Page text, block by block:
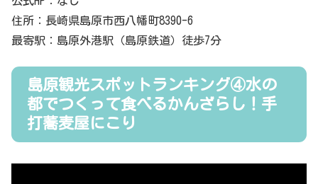
住所：長崎県島原市西八幡町8390-6
最寄駅：島原外港駅（島原鉄道）徒歩7分
島原観光スポットランキング④水の
都でつくって食べるかんざらし！手
打蕎麦屋にこり